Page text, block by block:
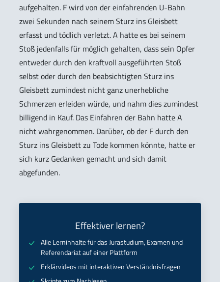
aufgehalten. F wird von der einfahrenden U-Bahn
zwei Sekunden nach seinem Sturz ins Gleisbett
erfasst und tödlich verletzt. A hatte es bei seinem
Stoß jedenfalls für möglich gehalten, dass sein Opfer
entweder durch den kraftvoll ausgeführten Stoß
selbst oder durch den beabsichtigten Sturz ins
Gleisbett zumindest nicht ganz unerhebliche
Schmerzen erleiden würde, und nahm dies zumindest
billigend in Kauf. Das Einfahren der Bahn hatte A
nicht wahrgenommen. Darüber, ob der F durch den
Sturz ins Gleisbett zu Tode kommen könnte, hatte er
sich kurz Gedanken gemacht und sich damit
abgefunden.
Effektiver lernen?
Alle Lerninhalte für das Jurastudium, Examen und
Referendariat auf einer Plattform
Erklärvideos mit interaktiven Verständnisfragen